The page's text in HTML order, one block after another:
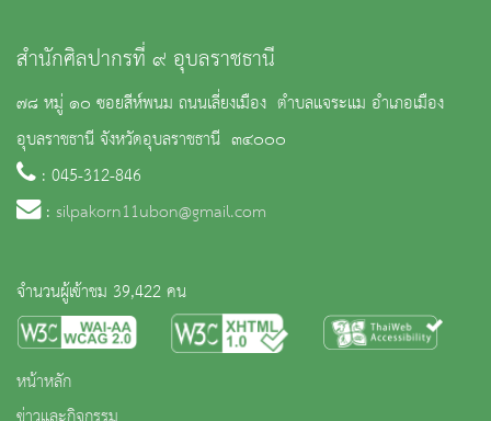
สำนักศิลปากรที่ ๙ อุบลราชธานี
๗๘ หมู่ ๑๐ ซอยสีห์พนม ถนนเลี่ยงเมือง ตำบลแจระแม อำเภอเมือง
อุบลราชธานี จังหวัดอุบลราชธานี ๓๔๐๐๐
: 045-312-846
: silpakorn11ubon@gmail.com
จำนวนผู้เข้าชม 39,422 คน
หน้าหลัก